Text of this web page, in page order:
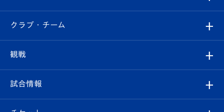
すべて
クラブ
試合情報
クラブ・チーム
クラブ概要
観戦
観戦ルール
試合情報